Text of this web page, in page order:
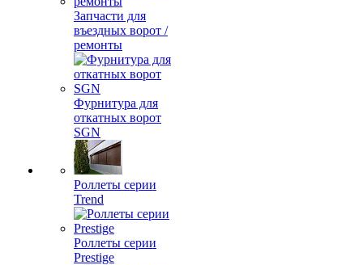
Запчасти для
въездных ворот /
ремонты
Фурнитура для
откатных ворот
SGN
Роллеты серии
Trend
Роллеты серии
Prestige